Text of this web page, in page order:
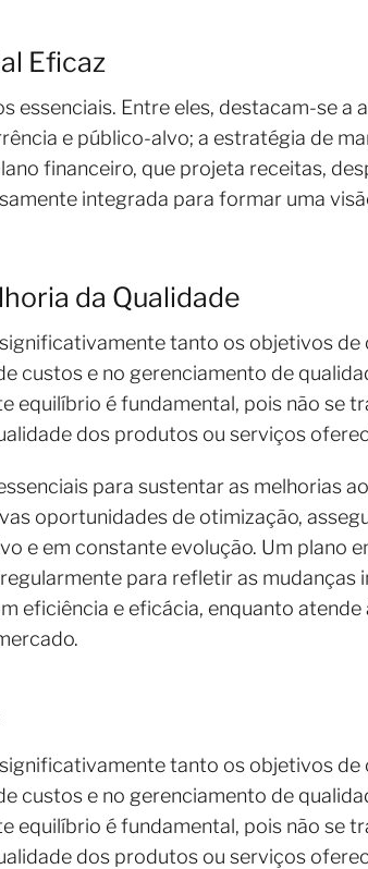
Eficaz
essenciais. Entre eles, destacam-se a
e público-alvo; a estratégia de
financeiro, que projeta receitas,
integrada para formar uma
da Qualidade
tanto os objetivos de
custos e no gerenciamento de
equilíbrio é fundamental, pois não se
dos produtos ou serviços
para sustentar as melhorias
oportunidades de otimização,
e em constante evolução. Um plano
para refletir as mudanças
eficiência e eficácia, enquanto atende
tanto os objetivos de
custos e no gerenciamento de
equilíbrio é fundamental, pois não se
dos produtos ou serviços